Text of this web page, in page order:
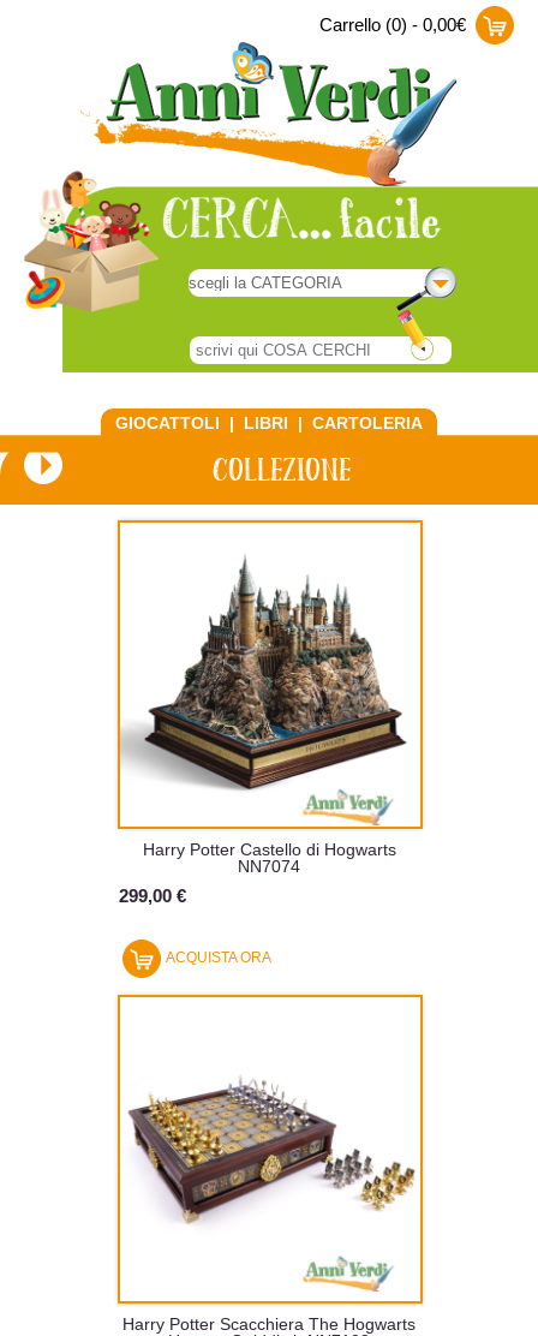
Carrello (0) - 0,00€
GIOCATTOLI | LIBRI | CARTOLERIA
COLLEZIONE
Harry Potter Castello di Hogwarts
NN7074
299,00 €
ACQUISTA ORA
Harry Potter Scacchiera The Hogwarts